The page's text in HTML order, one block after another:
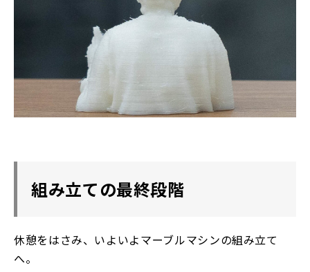
組み立ての最終段階
休憩をはさみ、いよいよマーブルマシンの組み立て
へ。